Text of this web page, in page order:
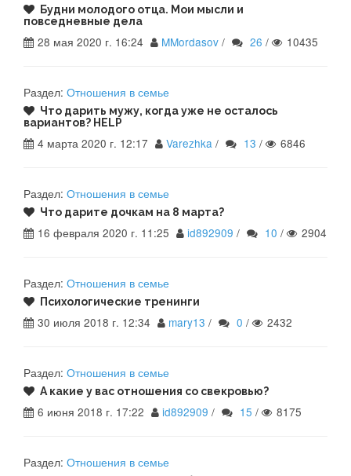
Будни молодого отца. Мои мысли и
повседневные дела
28 мая 2020 г. 16:24 MMordasov / 26 / 10435
Раздел: Отношения в семье
Что дарить мужу, когда уже не осталось
вариантов? HELP
4 марта 2020 г. 12:17 Varezhka / 13 / 6846
Раздел: Отношения в семье
Что дарите дочкам на 8 марта?
16 февраля 2020 г. 11:25 id892909 / 10 / 2904
Раздел: Отношения в семье
Психологические тренинги
30 июля 2018 г. 12:34 mary13 / 0 / 2432
Раздел: Отношения в семье
А какие у вас отношения со свекровью?
6 июня 2018 г. 17:22 id892909 / 15 / 8175
Раздел: Отношения в семье